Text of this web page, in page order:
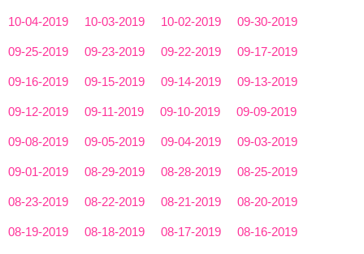
10-04-2019 10-03-2019 10-02-2019 09-30-2019
09-25-2019 09-23-2019 09-22-2019 09-17-2019
09-16-2019 09-15-2019 09-14-2019 09-13-2019
09-12-2019 09-11-2019 09-10-2019 09-09-2019
09-08-2019 09-05-2019 09-04-2019 09-03-2019
09-01-2019 08-29-2019 08-28-2019 08-25-2019
08-23-2019 08-22-2019 08-21-2019 08-20-2019
08-19-2019 08-18-2019 08-17-2019 08-16-2019